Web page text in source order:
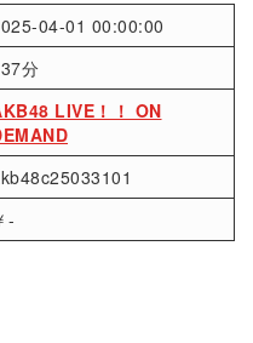
04-01 00:00:00
分
LIVE！！ ON
-